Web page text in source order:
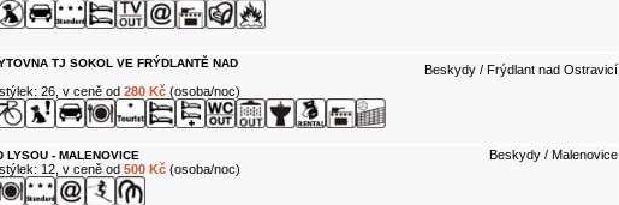
TJ SOKOL VE FRÝDLANTĚ NAD
Beskydy / Frýdlant nad Ostravicí
26, v ceně od 280 Kč(osoba/noc)
LYSOU - MALENOVICE
Beskydy / Malenovice
12, v ceně od 500 Kč(osoba/noc)